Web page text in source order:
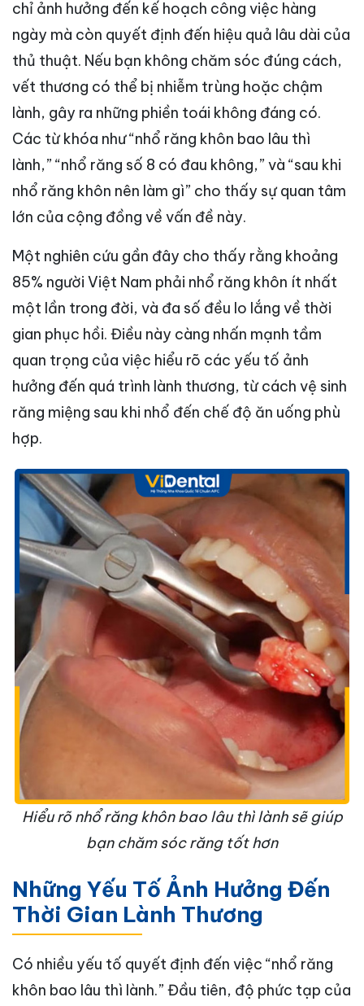
chỉ ảnh hưởng đến kế hoạch công việc hàng
ngày mà còn quyết định đến hiệu quả lâu dài của
thủ thuật. Nếu bạn không chăm sóc đúng cách,
vết thương có thể bị nhiễm trùng hoặc chậm
lành, gây ra những phiền toái không đáng có.
Các từ khóa như “nhổ răng khôn bao lâu thì
lành,” “nhổ răng số 8 có đau không,” và “sau khi
nhổ răng khôn nên làm gì” cho thấy sự quan tâm
lớn của cộng đồng về vấn đề này.
Một nghiên cứu gần đây cho thấy rằng khoảng
85% người Việt Nam phải nhổ răng khôn ít nhất
một lần trong đời, và đa số đều lo lắng về thời
gian phục hồi. Điều này càng nhấn mạnh tầm
quan trọng của việc hiểu rõ các yếu tố ảnh
hưởng đến quá trình lành thương, từ cách vệ sinh
răng miệng sau khi nhổ đến chế độ ăn uống phù
hợp.
Hiểu rõ nhổ răng khôn bao lâu thì lành sẽ giúp
bạn chăm sóc răng tốt hơn
Những Yếu Tố Ảnh Hưởng Đến
Thời Gian Lành Thương
Có nhiều yếu tố quyết định đến việc “nhổ răng
khôn bao lâu thì lành.” Đầu tiên, độ phức tạp của